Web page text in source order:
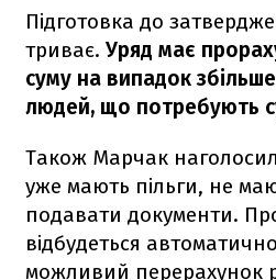
Підготовка до
триває. Уряд має
суму на випадок
людей, що потребують
Також Марчак
уже мають пільги, не
подавати документи.
відбудеться
можливий перерахунок